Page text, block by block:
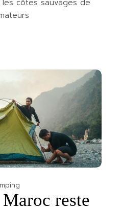
les côtes sauvages de
reste